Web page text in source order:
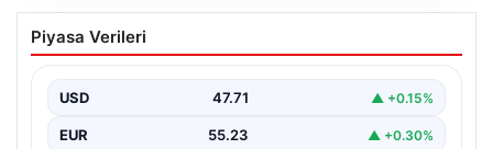
Eğitim Uçağı Sert İnişle Kaza Yaptı,
Öğrenci Pilot Yaralandı
yakınlarında gerçekleştirilen eğitim uçuşu sırasında
beklenmedik bir kaza yaşandı.…
Piyasa Verileri
USD 47.71 ▲ +0.15%
EUR 55.23 ▲ +0.30%